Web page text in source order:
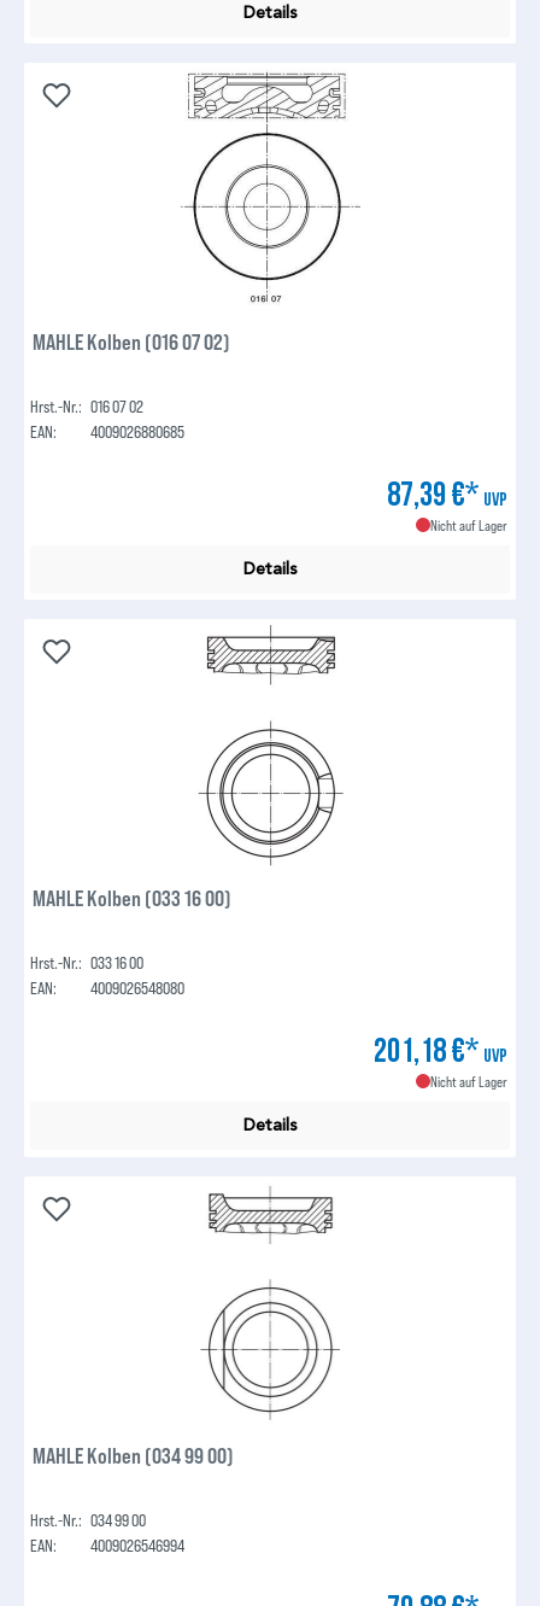
Details
MAHLE Kolben (016 07 02)
Hrst.-Nr.: 016 07 02
EAN:
4009026880685
87,39 €* UVP
Nicht auf Lager
Details
MAHLE Kolben (033 16 00)
Hrst.-Nr.: 033 16 00
EAN:
4009026548080
201,18 €* UVP
Nicht auf Lager
Details
MAHLE Kolben (034 99 00)
Hrst.-Nr.: 034 99 00
EAN:
4009026546994